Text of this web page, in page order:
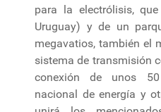
para la electrólisis,
Uruguay) y de un
megavatios, también el
sistema de transmisión
conexión de unos
nacional de energía y